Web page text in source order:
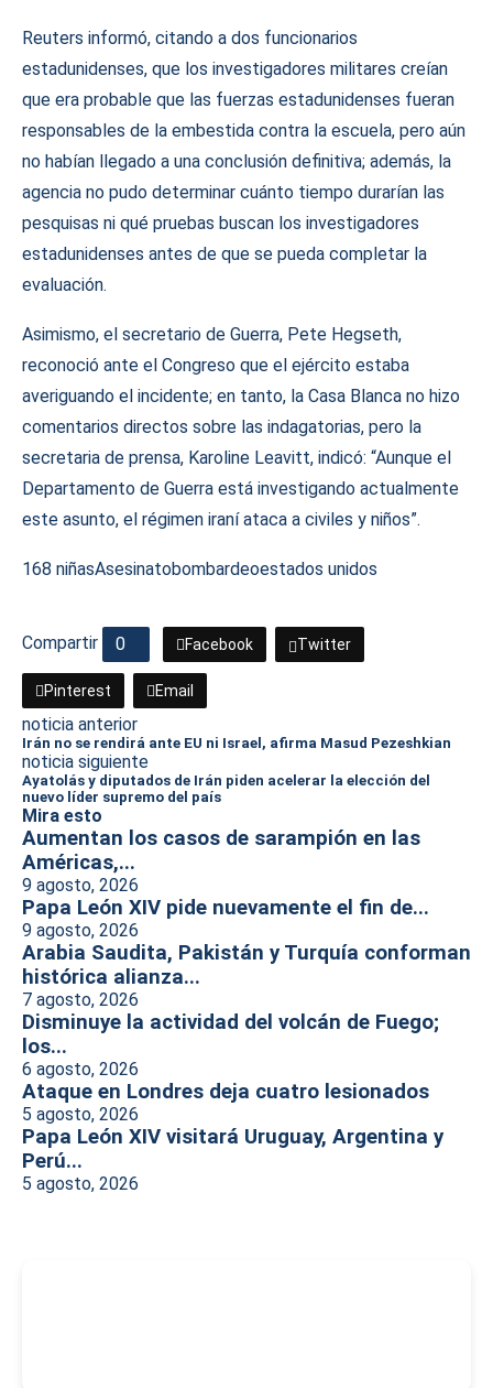
Reuters informó, citando a dos funcionarios
estadunidenses, que los investigadores militares creían
que era probable que las fuerzas estadunidenses fueran
responsables de la embestida contra la escuela, pero aún
no habían llegado a una conclusión definitiva; además, la
agencia no pudo determinar cuánto tiempo durarían las
pesquisas ni qué pruebas buscan los investigadores
estadunidenses antes de que se pueda completar la
evaluación.
Asimismo, el secretario de Guerra, Pete Hegseth,
reconoció ante el Congreso que el ejército estaba
averiguando el incidente; en tanto, la Casa Blanca no hizo
comentarios directos sobre las indagatorias, pero la
secretaria de prensa, Karoline Leavitt, indicó: “Aunque el
Departamento de Guerra está investigando actualmente
este asunto, el régimen iraní ataca a civiles y niños”.
168 niñasAsesinatobombardeoestados unidos
Compartir 0 Facebook Twitter
Pinterest Email
noticia anterior
Irán no se rendirá ante EU ni Israel, afirma Masud Pezeshkian
noticia siguiente
Ayatolás y diputados de Irán piden acelerar la elección del
nuevo líder supremo del país
Mira esto
Aumentan los casos de sarampión en las
Américas,...
9 agosto, 2026
Papa León XIV pide nuevamente el fin de...
9 agosto, 2026
Arabia Saudita, Pakistán y Turquía conforman
histórica alianza...
7 agosto, 2026
Disminuye la actividad del volcán de Fuego;
los...
6 agosto, 2026
Ataque en Londres deja cuatro lesionados
5 agosto, 2026
Papa León XIV visitará Uruguay, Argentina y
Perú...
5 agosto, 2026